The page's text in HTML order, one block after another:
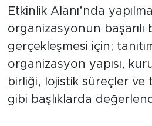
Etkinlik Alanı’nda
organizasyonun başarılı
gerçekleşmesi için;
organizasyon yapısı,
birliği, lojistik süreçler ve
gibi başlıklarda